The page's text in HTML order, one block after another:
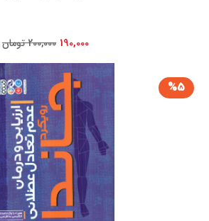
190,000 200,000 تومان
%5